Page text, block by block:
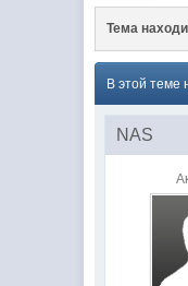
Тема
В этой теме
NAS